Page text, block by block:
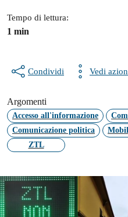
Tempo di lettura:
1 min
Condividi Vedi
Argomenti
Accesso all'informazione
Comunicazione politica
ZTL